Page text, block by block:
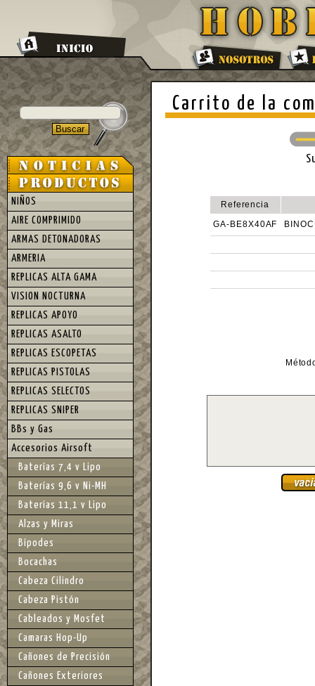
Carrito de la
Referencia
GA-BE8X40AF
NIÑOS
AIRE COMPRIMIDO
ARMAS DETONADORAS
ARMERIA
REPLICAS ALTA GAMA
VISION NOCTURNA
REPLICAS APOYO
REPLICAS ASALTO
REPLICAS ESCOPETAS
REPLICAS PISTOLAS
REPLICAS SELECTOS
REPLICAS SNIPER
BBs y Gas
Accesorios Airsoft
Baterías 7,4 v Lipo
Baterías 9,6 v Ni-MH
Baterías 11,1 v Lipo
Alzas y Miras
Bípodes
Bocachas
Cabeza Cilindro
Cabeza Pistón
Cableados y Mosfet
Camaras Hop-Up
Cañones de Precisión
Cañones Exteriores